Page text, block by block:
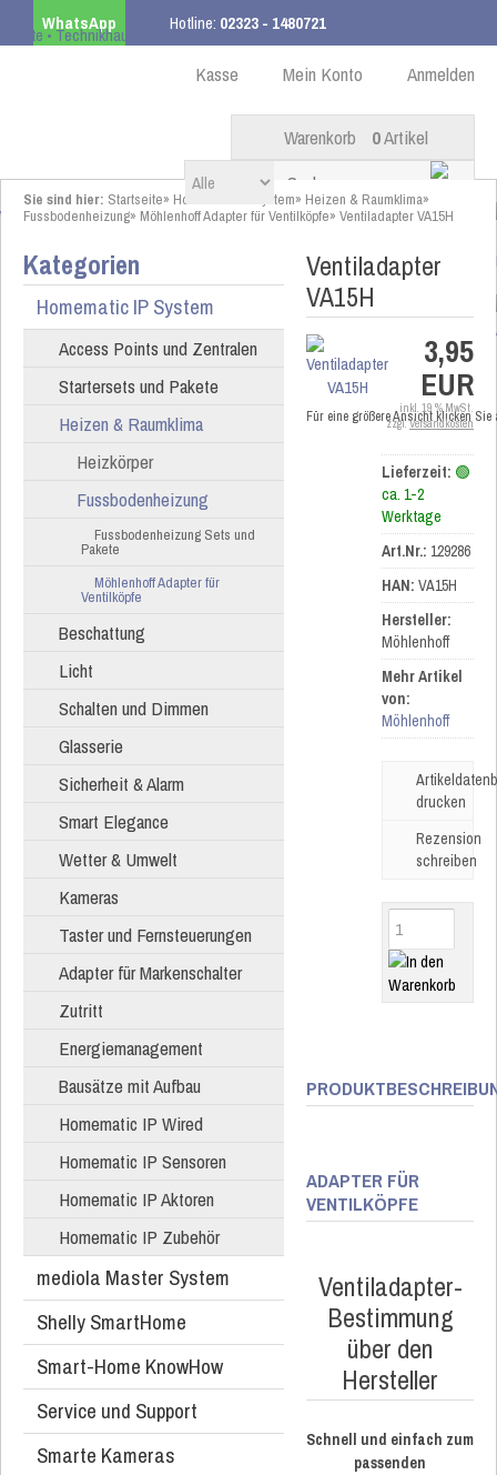
WhatsApp Hotline: 02323 - 1480721
ab 99,00 € innerhalb DE Anmelden
Mein Konto
Kasse
Warenkorb 0Artikel
Sie sind hier: Startseite» Homematic IP System» Heizen & Raumklima»
Fussbodenheizung» Möhlenhoff Adapter für Ventilköpfe» Ventiladapter VA15H
Kategorien
Homematic IP System
Access Points und Zentralen
Startersets und Pakete
Heizen & Raumklima
Heizkörper
Fussbodenheizung
Fussbodenheizung Sets und
Pakete
Möhlenhoff Adapter für
Ventilköpfe
Beschattung
Licht
Schalten und Dimmen
Glasserie
Sicherheit & Alarm
Smart Elegance
Wetter & Umwelt
Kameras
Taster und Fernsteuerungen
Adapter für Markenschalter
Zutritt
Energiemanagement
Bausätze mit Aufbau
Homematic IP Wired
Homematic IP Sensoren
Homematic IP Aktoren
Homematic IP Zubehör
mediola Master System
Shelly SmartHome
Smart-Home KnowHow
Service und Support
Smarte Kameras
Ventiladapter
VA15H
Für eine größere Ansicht klicken
3,95
EUR
inkl. 19 % MwSt.
zzgl.Versandkosten
Lieferzeit: 🟢
ca. 1-2
Werktage
Art.Nr.: 129286
HAN: VA15H
Hersteller:
Möhlenhoff
Mehr Artikel
von:
Möhlenhoff
drucken
Rezension
schreiben
ADAPTER FÜR
VENTILKÖPFE
Ventiladapter-
Bestimmung
über den
Hersteller
Schnell und einfach zum
passenden